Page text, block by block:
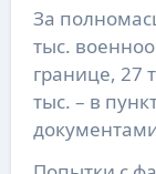
За
тыс.
границе, 27
тыс. – в